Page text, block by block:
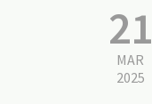
21
MAR
2025